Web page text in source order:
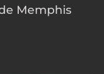
Memphis